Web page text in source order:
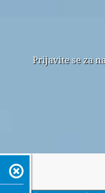
Prijavite se za